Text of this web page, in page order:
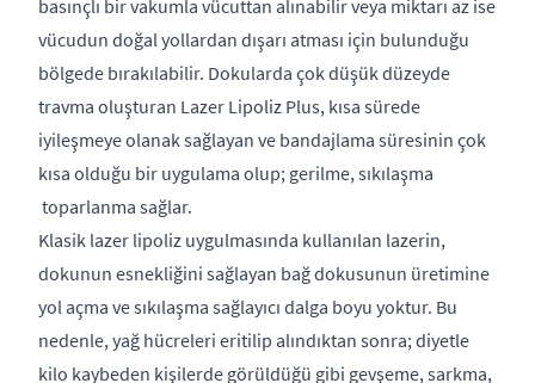
basınçlı bir vakumla vücuttan alınabilir veya miktarı az ise
vücudun doğal yollardan dışarı atması için bulunduğu
bölgede bırakılabilir. Dokularda çok düşük düzeyde
travma oluşturan Lazer Lipoliz Plus, kısa sürede
iyileşmeye olanak sağlayan ve bandajlama süresinin çok
kısa olduğu bir uygulama olup; gerilme, sıkılaşma
toparlanma sağlar.
Klasik lazer lipoliz uygulmasında kullanılan lazerin,
dokunun esnekliğini sağlayan bağ dokusunun üretimine
yol açma ve sıkılaşma sağlayıcı dalga boyu yoktur. Bu
nedenle, yağ hücreleri eritilip alındıktan sonra; diyetle
kilo kaybeden kişilerde görüldüğü gibi gevşeme, sarkma,